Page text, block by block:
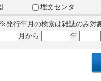
埋文センタ
※発行年月の検索は雑誌のみ対
月から 年